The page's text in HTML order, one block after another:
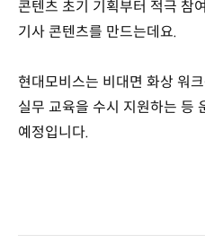
콘텐츠 초기 기획부터 적극 참
기사 콘텐츠를 만드는데요.
현대모비스는 비대면 화상 워
실무 교육을 수시 지원하는 등
예정입니다.